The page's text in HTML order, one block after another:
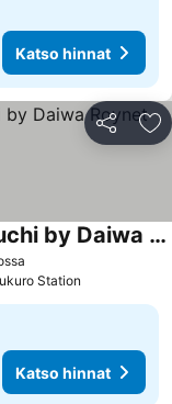
Katso hinnat
Jaa
DEL style Ikebukuro Higashiguchi by Daiwa Roynet Hotel
Station
Katso hinnat